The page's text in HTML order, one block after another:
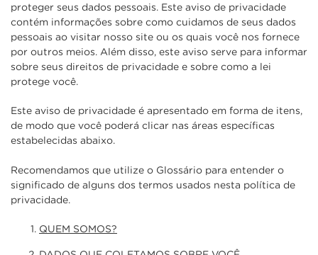
proteger seus dados pessoais. Este aviso de privacidade
contém informações sobre como cuidamos de seus dados
pessoais ao visitar nosso site ou os quais você nos fornece
por outros meios. Além disso, este aviso serve para informar
sobre seus direitos de privacidade e sobre como a lei
protege você.
Este aviso de privacidade é apresentado em forma de itens,
de modo que você poderá clicar nas áreas específicas
estabelecidas abaixo.
Recomendamos que utilize o Glossário para entender o
significado de alguns dos termos usados nesta política de
privacidade.
QUEM SOMOS?